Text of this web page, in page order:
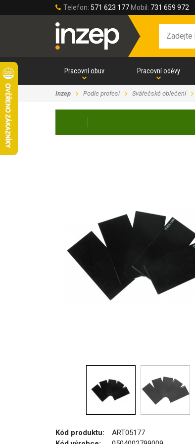
Telefon: 571 623 177 Mobil: 731 659 972
Pracovní obuv Pracovní oděvy
Inzep Podle profesí Svářečské oblečení
Kód produktu:
ART05177